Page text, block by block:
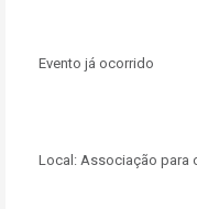
Evento já ocorrido
Local: Associação para